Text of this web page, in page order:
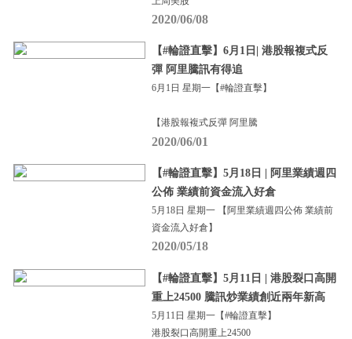
2020/06/08
【#輪證直擊】6月1日| 港股報複式反
彈 阿里騰訊有得追
6月1日 星期一【#輪證直擊】
【港股報複式反彈 阿里騰
2020/06/01
【#輪證直擊】5月18日 | 阿里業績週四
公佈 業績前資金流入好倉
5月18日 星期一 【阿里業績週四公佈 業績前
資金流入好倉】
2020/05/18
【#輪證直擊】5月11日 | 港股裂口高開
重上24500 騰訊炒業績創近兩年新高
5月11日 星期一【#輪證直擊】
港股裂口高開重上24500